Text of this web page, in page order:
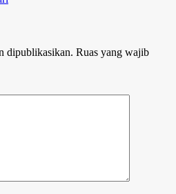
dipublikasikan. Ruas yang wajib